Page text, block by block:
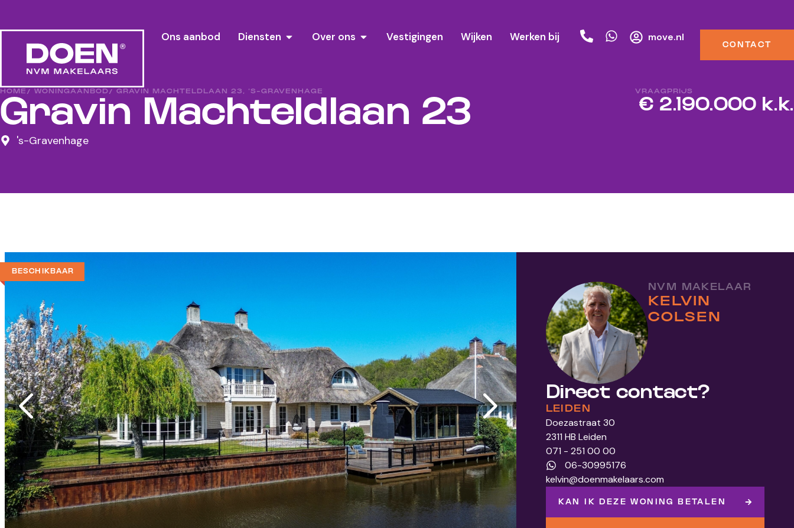
Ons aanbod Diensten Over ons Vestigingen Wijken Werken bij move.nl
CONTACT
HOME / WONINGAANBOD / GRAVIN MACHTELDLAAN 23, ‘S-GRAVENHAGE
Gravin Machteldlaan 23
's-Gravenhage
VRAAGPRIJS
€ 2.190.000 k.k.
BESCHIKBAAR
NVM MAKELAAR
KELVIN
COLSEN
Direct contact?
LEIDEN
Doezastraat 30
2311 HB Leiden
071 - 251 00 00
06-30995176
kelvin@doenmakelaars.com
KAN IK DEZE WONING BETALEN